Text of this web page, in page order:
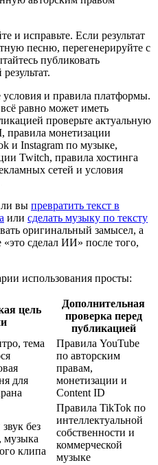
и исправьте. Если результат
песню, перегенерируйте с
публиковать
условия и правила платформы.
равно может иметь
проверьте актуальную
правила монетизации
и Instagram по музыке,
Twitch, правила хостинга
сетей и условия
ли вы превратить текст в
или сделать музыку по тексту
оригинальный замысел, а
«это сделал ИИ» после того,
использования просты:
цель
Дополнительная
проверка перед
публикацией
тема
для
Правила YouTube
по авторским
правам,
монетизации и
Content ID
без
музыка
клипа
Правила TikTok по
интеллектуальной
собственности и
коммерческой
музыке